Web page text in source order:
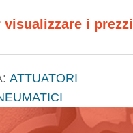
visualizzare i prezzi
ATTUATORI